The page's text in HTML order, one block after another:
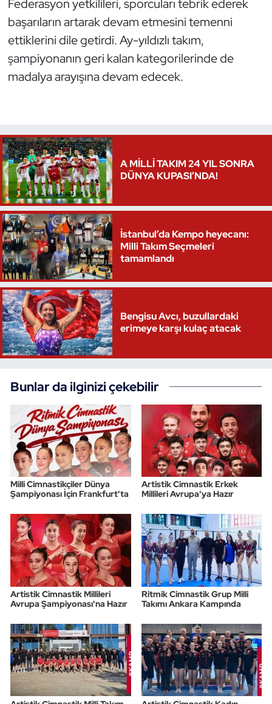
Federasyon yetkilileri, sporcuları tebrik ederek
başarıların artarak devam etmesini temenni
ettiklerini dile getirdi. Ay-yıldızlı takım,
şampiyonanın geri kalan kategorilerinde de
madalya arayışına devam edecek.
A MİLLİ TAKIM 24 YIL SONRA
DÜNYA KUPASI’NDA!
İstanbul’da Kempo heyecanı:
Milli Takım Seçmeleri
tamamlandı
Bengisu Avcı, buzullardaki
erimeye karşı kulaç atacak
Bunlar da ilginizi çekebilir
Milli Cimnastikçiler Dünya
Şampiyonası İçin Frankfurt'ta
Artistik Cimnastik Erkek
Millileri Avrupa'ya Hazır
Artistik Cimnastik Millileri
Avrupa Şampiyonası'na Hazır
Ritmik Cimnastik Grup Milli
Takımı Ankara Kampında
Oryantiring
Özel Sporcular
Paralimpik
Satranç
Su Topu
Sualtı Sporları
Tekvando
Tenis
Triatlon
Voleybol
Vücut Geliştirme Fitness
Wushu Kungfu
Yelken
Yüzme